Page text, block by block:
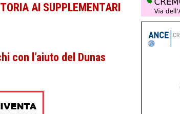
AI SUPPLEMENTARI
con l’aiuto del Dunas